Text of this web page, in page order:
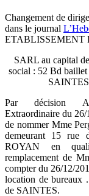
Changement de
dans le journal
ETABLISSEMENT
SARL au capital
social : 52 Bd
Par décision
Extraordinaire du
de nommer Mme
demeurant 15 rue
ROYAN en
remplacement de
compter du 26/12/
location de bureaux
de SAINTES.